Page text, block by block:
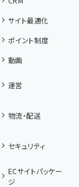
サイト最適化
ポイント制度
動画
運営
物流・配送
セキュリティ
ECサイトパッケー
ジ